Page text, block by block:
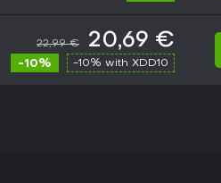
22,99 € 20,69 €
-10% -10% with XDD10